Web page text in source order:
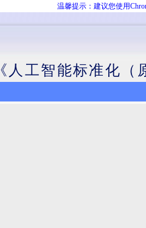
温馨提示：建议您使用
《人工智能标准化